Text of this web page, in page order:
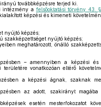
továbbképzésre terjed ki.
intézmény a felsőoktatási törvény 43.
képzési és kimeneti
nyújtó képzés;
szakképzettséget nyújtó képzés;
meghatározott, önálló
– amennyiben a képzési
területére vonatkozóan eltérő
a képzési ágnak, szaknak
az adott, szakirányt
esetén mesterfokozatot